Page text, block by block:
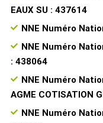
EAUX SU : 437614
NNE Numéro
NNE Numéro
: 438064
NNE Numéro
AGME COTISATION
NNE Numéro